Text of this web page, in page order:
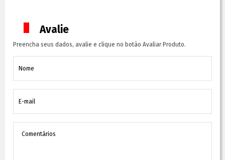
Avalie
Preencha seus dados, avalie e clique no botão Avaliar Produto.